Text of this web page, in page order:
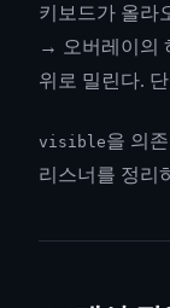
키보드가 올라
→ 오버레이의
위로 밀린다.
visible을 의
리스너를 정리